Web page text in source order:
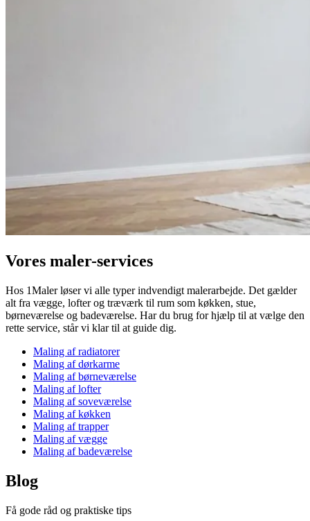
Vores maler-services
Hos 1Maler løser vi alle typer indvendigt malerarbejde. Det gælder
alt fra vægge, lofter og træværk til rum som køkken, stue,
børneværelse og badeværelse. Har du brug for hjælp til at vælge den
rette service, står vi klar til at guide dig.
Maling af radiatorer
Maling af dørkarme
Maling af børneværelse
Maling af lofter
Maling af soveværelse
Maling af køkken
Maling af trapper
Maling af vægge
Maling af badeværelse
Blog
Få gode råd og praktiske tips